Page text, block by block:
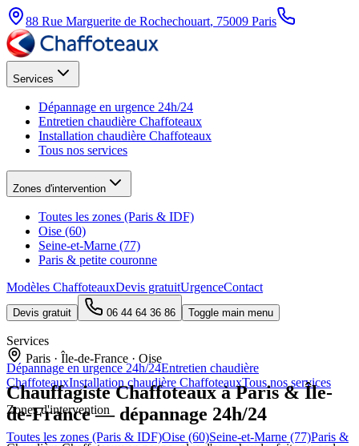
88 Rue Marguerite de Rochechouart, 75009 Paris
Services
Dépannage en urgence 24h/24
Entretien chaudière Chaffoteaux
Installation chaudière Chaffoteaux
Tous nos services
Zones d'intervention
Toutes les zones (Paris & IDF)
Oise (60)
Seine-et-Marne (77)
Paris & petite couronne
Modèles ChaffoteauxDevis gratuitUrgenceContact
Devis gratuit 06 44 64 36 86 Toggle main menu
Services
Dépannage en urgence 24h/24Entretien chaudière
ChaffoteauxInstallation chaudière ChaffoteauxTous nos services
Zones d'intervention
Toutes les zones (Paris & IDF)Oise (60)Seine-et-Marne (77)Paris &
Paris · Île-de-France · Oise
ChauffagisteChaffoteauxà Paris & Île-
de-France — dépannage 24h/24